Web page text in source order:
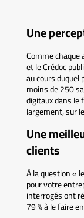
Une
Comme
et le Crédoc
au cours
moins de 250
digitaux dans
largement, sur
Une
clients
À la question «
pour votre
interrogés ont
79 % à le faire